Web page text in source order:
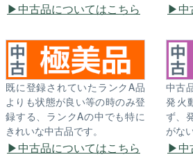
中古品についてはこちら 中
既に登録されていたランクA品
よりも状態が良い等の時のみ登
録する、ランクAの中でも特に
きれいな中古品です。
中古品についてはこちら
中古
発火
ず、
がな
中